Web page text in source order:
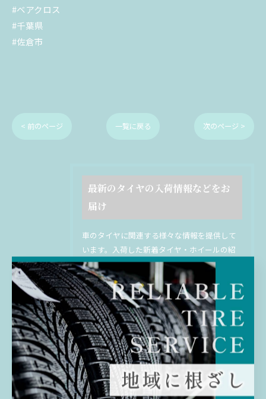
#ベアクロス
#千葉県
#佐倉市
< 前のページ 一覧に戻る 次のページ >
最新のタイヤの入荷情報などをお
届け
車のタイヤに関連する様々な情報を提供して
います。入荷した新着タイヤ・ホイールの紹
介や、季節ごとのおすすめタイヤの紹介な
ど、幅広いトピックをお届けしています。選
び方やタイヤの交換時期の目安、メンテナン
ス方法なども詳しく解説しています。プロの
視点からのアドバイスやお得な情報も満載で
す。
カテゴリー Categories